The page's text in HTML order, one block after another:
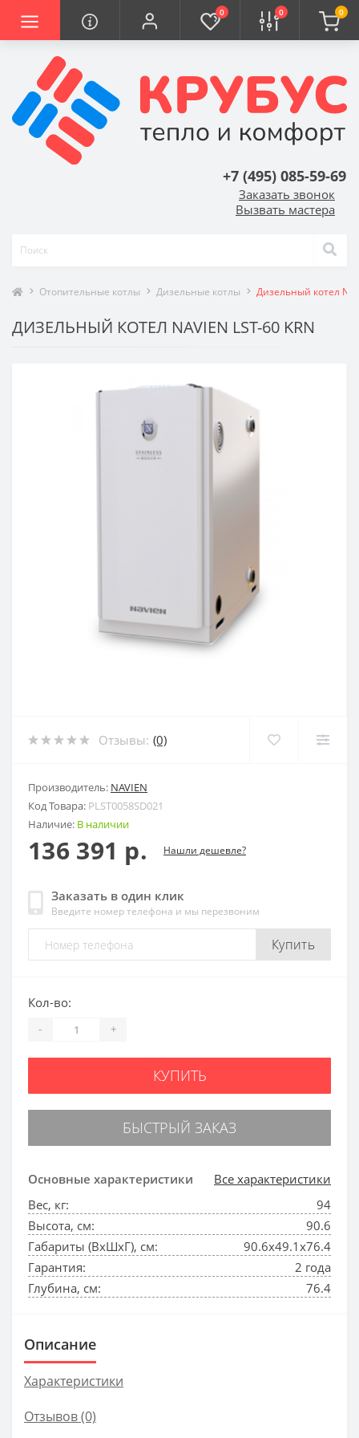
0 0 0
+7 (495) 085-59-69
Заказать звонок
Вызвать мастера
Отопительные котлы Дизельные котлы Дизельный котел
ДИЗЕЛЬНЫЙ КОТЕЛ NAVIEN LST-60 KRN
Отзывы: (0)
Производитель: NAVIEN
Код Товара: PLST0058SD021
Наличие: В наличии
136 391 р. Нашли дешевле?
Заказать в один клик
Введите номер телефона и мы перезвоним
Купить
Основные характеристики
Все характеристики
Вес, кг:
94
Высота, см:
90.6
Габариты (ВхШхГ), см:
90.6х49.1х76.4
Гарантия:
2 года
Глубина, см:
76.4
Кол-во:
- +
КУПИТЬ
БЫСТРЫЙ ЗАКАЗ
Описание
Характеристики
Отзывов (0)